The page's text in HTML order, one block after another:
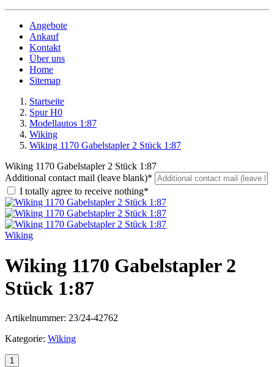
Angebote
Ankauf
Kontakt
Über uns
Home
Sitemap
Startseite
Spur H0
Modellautos 1:87
Wiking
Wiking 1170 Gabelstapler 2 Stück 1:87
Wiking 1170 Gabelstapler 2 Stück 1:87
Additional contact mail (leave blank)*
I totally agree to receive nothing*
Wiking
Wiking 1170 Gabelstapler 2
Stück 1:87
Artikelnummer: 23/24-42762
Kategorie: Wiking